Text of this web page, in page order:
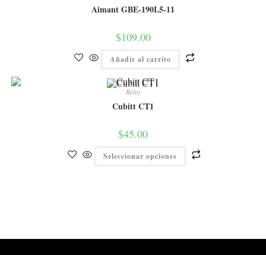
Aimant GBE-190L5-11
$109.00
Añadir al carrito
Reloj
Cubitt CT1
$45.00
Seleccionar opciones